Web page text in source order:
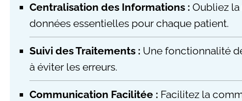
Centralisation des Informations : Oubliez
données essentielles pour chaque patient.
Suivi des Traitements : Une fonctionnalité
à éviter les erreurs.
Communication Facilitée : Facilitez la